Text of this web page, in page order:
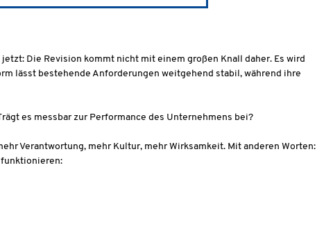
Die Revision kommt nicht mit einem großen Knall daher. Es wird
lässt bestehende Anforderungen weitgehend stabil, während ihre
es messbar zur Performance des Unternehmens bei?
Verantwortung, mehr Kultur, mehr Wirksamkeit. Mit anderen Worten: